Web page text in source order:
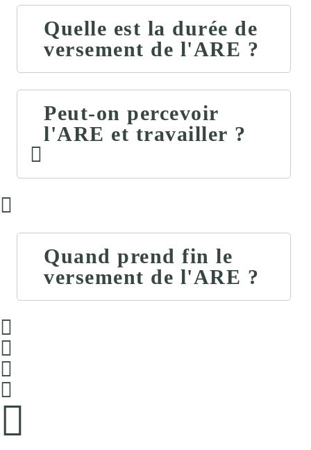
Quelle est la durée de
versement de l'ARE ?
Peut-on percevoir
l'ARE et travailler ?
Quand prend fin le
versement de l'ARE ?